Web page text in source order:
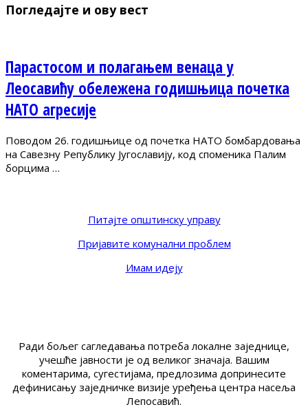
Погледајте и ову вест
Парастосом и полагањем венаца у
Леосавићу обележена годишњица почетка
НАТО агресије
Поводом 26. годишњице од почетка НАТО бомбардовања
на Савезну Републику Југославију, код споменика Палим
борцима …
Питајте општинску управу
Пријавите комунални проблем
Имам идеју
Ради бољег сагледавања потреба локалне заједнице,
учешће јавности је од великог значаја. Вашим
коментарима, сугестијама, предлозима допринесите
дефинисању заједничке визије уређења центра насеља
Лепосавић.